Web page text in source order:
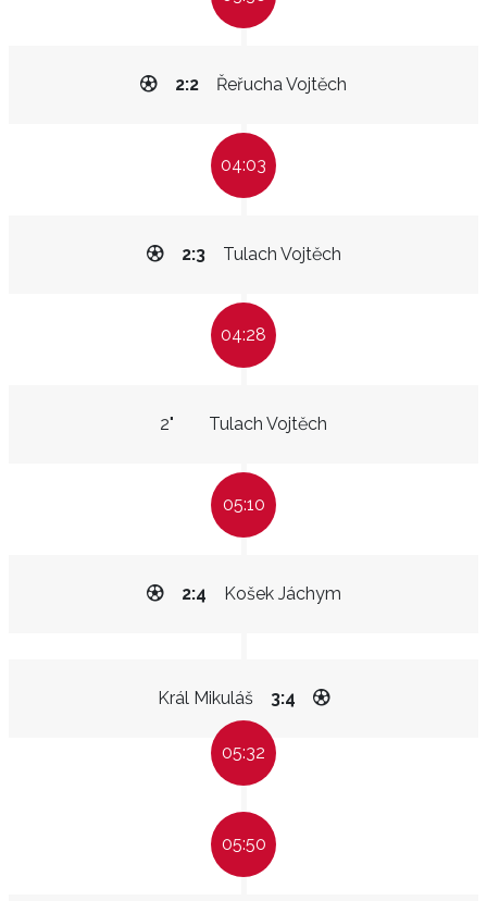
Řeřucha Vojtěch
2:2
04:03
Tulach Vojtěch
2:3
04:28
Tulach Vojtěch
2"
05:10
Košek Jáchym
2:4
Král Mikuláš 3:4
05:32
05:50